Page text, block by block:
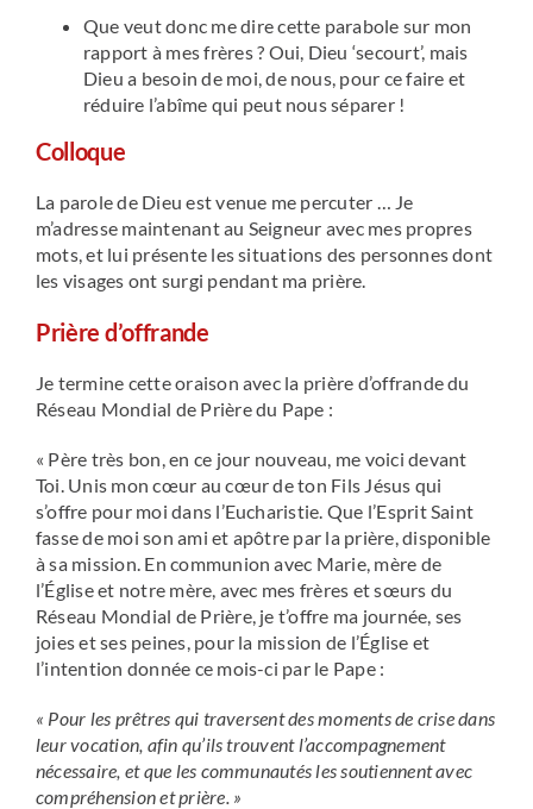
Que veut donc me dire cette parabole sur mon
rapport à mes frères ? Oui, Dieu ‘secourt’, mais
Dieu a besoin de moi, de nous, pour ce faire et
réduire l’abîme qui peut nous séparer !
Colloque
La parole de Dieu est venue me percuter … Je
m’adresse maintenant au Seigneur avec mes propres
mots, et lui présente les situations des personnes dont
les visages ont surgi pendant ma prière.
Prière d’offrande
Je termine cette oraison avec la prière d’offrande du
Réseau Mondial de Prière du Pape :
« Père très bon, en ce jour nouveau, me voici devant
Toi. Unis mon cœur au cœur de ton Fils Jésus qui
s’offre pour moi dans l’Eucharistie. Que l’Esprit Saint
fasse de moi son ami et apôtre par la prière, disponible
à sa mission. En communion avec Marie, mère de
l’Église et notre mère, avec mes frères et sœurs du
Réseau Mondial de Prière, je t’offre ma journée, ses
joies et ses peines, pour la mission de l’Église et
l’intention donnée ce mois-ci par le Pape :
« Pour les prêtres qui traversent des moments de crise dans
leur vocation, afin qu’ils trouvent l’accompagnement
nécessaire, et que les communautés les soutiennent avec
compréhension et prière. »